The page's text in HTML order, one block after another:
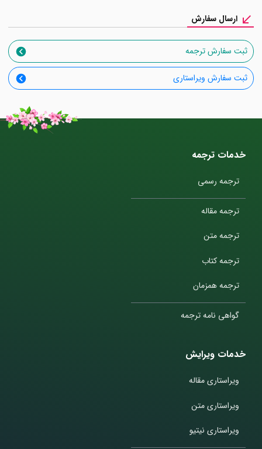
ارسال سفارش
ثبت سفارش ترجمه
ثبت سفارش ویراستاری
خدمات ترجمه
ترجمه رسمی
ترجمه مقاله
ترجمه متن
ترجمه کتاب
ترجمه همزمان
گواهی نامه ترجمه
خدمات ویرایش
ویراستاری مقاله
ویراستاری متن
ویراستاری نیتیو